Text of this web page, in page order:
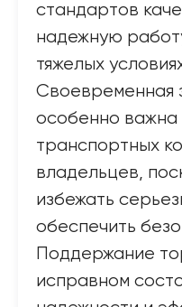
стандартов
надежную
тяжелых
Своевременная
особенно важна
транспортных
владельцев,
избежать
обеспечить
Поддержание
исправном